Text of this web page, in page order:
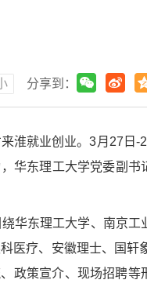
分享到：
淮就业创业。3月27日-
华东理工大学党委副书
华东理工大学、南京工
医疗、安徽理士、国轩
政策宣介、现场招聘等